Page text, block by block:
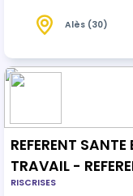
Alès (30)
REFERENT
TRAVAIL -
RISCRISES